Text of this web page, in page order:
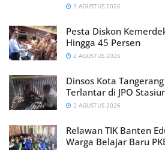
3 AGUSTUS 2026
Pesta Diskon
Hingga 45 Persen
2 AGUSTUS 2026
Dinsos Kota
Terlantar di JPO
2 AGUSTUS 2026
Relawan TIK Banten
Warga Belajar Baru